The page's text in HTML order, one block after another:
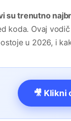
su trenutno
koda. Ovaj
u 2026, i
🎥 Klikni